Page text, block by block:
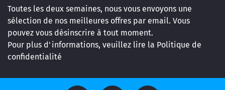
Toutes les deux semaines, nous vous envoyons une
sélection de nos meilleures offres par email. Vous
pouvez vous désinscrire à tout moment.
Pour plus d'informations, veuillez lire la Politique de
confidentialité